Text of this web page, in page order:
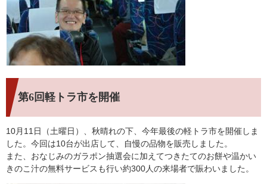
第6回軽トラ市を開催
10月11日（土曜日）、秋晴れの下、今年最後の軽トラ市を開催しま
した。今回は10台が出店して、自慢の品物を販売しました。
また、おなじみのガラポン抽選会に加えてつきたてのお餅や温かい
きのこ汁の無料サービスも行い約300人の来場者で賑わいました。